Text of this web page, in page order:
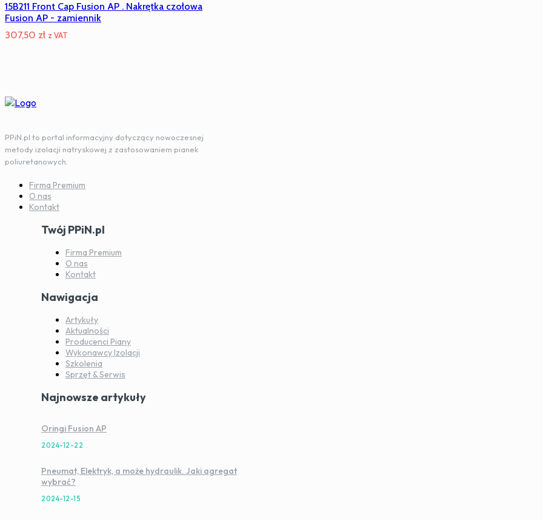
15B211 Front Cap Fusion AP . Nakrętka czołowa
Fusion AP - zamiennik
307,50 zł z VAT
PPiN.pl to portal informacyjny dotyczący nowoczesnej
metody izolacji natryskowej z zastosowaniem pianek
poliuretanowych.
Firma Premium
O nas
Kontakt
Twój PPiN.pl
Firma Premium
O nas
Kontakt
Nawigacja
Artykuły
Aktualności
Producenci Piany
Wykonawcy Izolacji
Szkolenia
Sprzęt & Serwis
Najnowsze artykuły
Oringi Fusion AP
2024-12-22
Pneumat, Elektryk, a może hydraulik. Jaki agregat
wybrać?
2024-12-15